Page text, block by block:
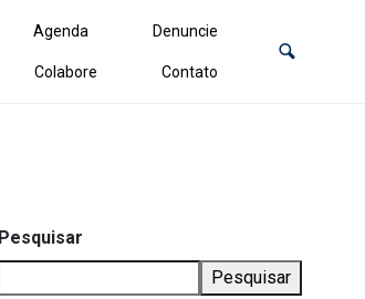
Agenda Denuncie
Colabore Contato
Pesquisar
Pesquisar